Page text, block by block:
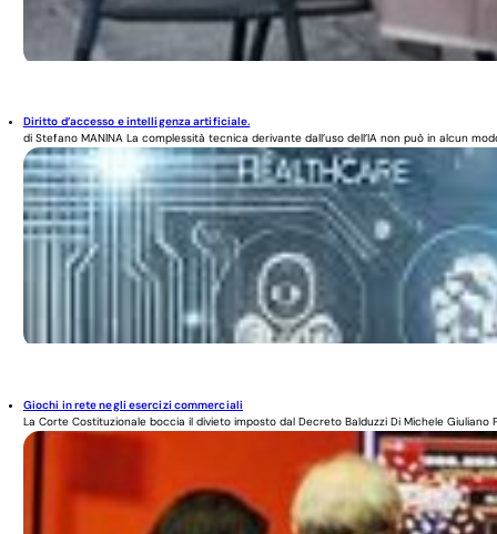
Diritto d’accesso e intelligenza artificiale.
di Stefano MANINA La complessità tecnica derivante dall’uso dell’IA non può in alcun
Giochi in rete negli esercizi commerciali
La Corte Costituzionale boccia il divieto imposto dal Decreto Balduzzi Di Michele Giuliano